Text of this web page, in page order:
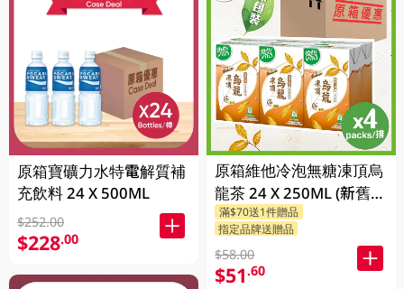
原箱寶礦力水特電解質補
充飲料 24 X 500ML
$252.00
$228.00
原箱維他冷泡無糖凍頂烏
龍茶 24 X 250ML (新舊包
裝隨機發貨)
滿$70送1件贈品
指定品牌送贈品
$58.00
$51.60